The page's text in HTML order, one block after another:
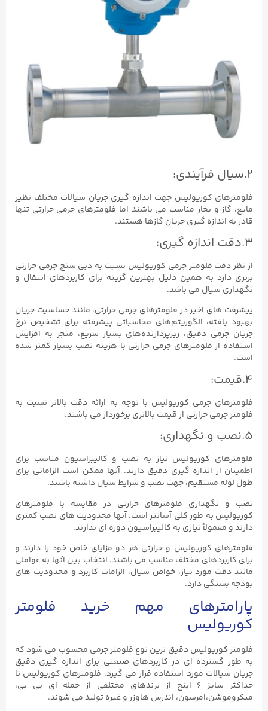
۲.سیال فرآیندی:
فلومترهای کوریولیس جهت اندازه گیری جریان سیالات مختلف نظیر
مایع، گاز و بخار مناسب می باشند اما فلومترهای جرمی حرارتی تنها
قادر به اندازه گیری جریان گازها هستند.
۳.دقت اندازه گیری:
از نظر دقت فلومتر جرمی کوریولیس نسبت به دبی سنج جرمی حرارتی
برتری دارد به همین دلیل بهترین گزینه برای کاربردهای انتقال و
نگهداری سیال می باشد.
پیشرفت‌ های اخیر در فلومترهای جرمی حرارتی، مانند حساسیت جریان
بهبود یافته، الگوریتم‌های محاسباتی پیشرفته برای تشخیص نرخ
جریان جرمی دقیق، ریزپردازنده‌های بسیار سریع، منجر به افزایش
استفاده از فلومترهای جرمی حرارتی با هزینه نصب بسیار کمتر شده
است.
۴.قیمت:
فلومترهای جرمی کوریولیس با توجه به ارائه دقت بالاتر نسبت به
فلومتر جرمی حرارتی از قیمت بالاتری برخوردار می باشند.
۵.نصب و نگهداری:
فلومترهای کوریولیس نیاز به نصب و کالیبراسیون مناسب برای
اطمینان از اندازه گیری دقیق دارند. آنها ممکن است الزاماتی برای
طول لوله مستقیم، جهت نصب و شرایط سیال داشته باشند.
نصب و نگهداری فلومترهای حرارتی در مقایسه با فلومترهای
کوریولیس به طور کلی آسانتر است. آنها محدودیت های نصب کمتری
دارند و معمولاً نیازی به کالیبراسیون دوره ای ندارند.
فلومترهای کوریولیس و حرارتی هر دو مزایای خاص خود را دارند و
برای کاربردهای مختلف مناسب می باشند. انتخاب بین آنها به عواملی
مانند دقت مورد نیاز، خواص سیال، الزامات کاربرد و محدودیت های
بودجه بستگی دارد.
پارامترهای مهم خرید فلومتر
کوریولیس
فلومتر کوریولیس دقیق ترین نوع فلومتر جرمی محسوب می شود که
به طور گسترده ای در کاربردهای صنعتی برای اندازه گیری دقیق
جریان سیالات مورد استفاده قرار می گیرد. فلومترهای کوریولیس تا
حداکثر سایز ۶ اینچ از برندهای مختلفی از جمله ای بی بی،
میکروموشن،امرسون، اندرس هاوزر و غیره تولید می شوند.